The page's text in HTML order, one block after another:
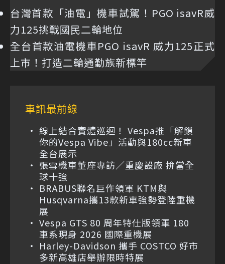
台灣首款「油電」機車試駕！PGO isavR威
力125挑戰國民二輪地位
全台首款油電機車PGO isavR 威力125正式
上市！打造二輪通勤族新標竿
車訊最前線
線上結合實體巡迴！ Vespa推「解鎖
你的Vespa Vibe」活動與180cc新車
全台展示
張雪機車董座專訪／重慶設廠 拚當全
球十強
BRABUS聯名巨作領軍 KTM與
Husqvarna攜13款新車強勢登陸重機
展
Vespa GTS 80 周年特仕版領軍 180
車系現身 2026 國際重機展
Harley-Davidson 攜手 COSTCO 好市
多新高雄店舉辦限時特展